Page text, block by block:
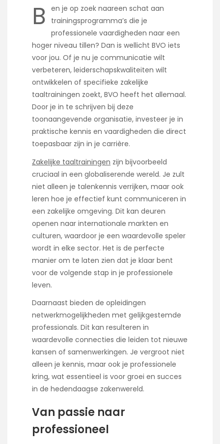
B en je op zoek naareen schat aan
trainingsprogramma’s die je
professionele vaardigheden naar een
hoger niveau tillen? Dan is wellicht BVO iets
voor jou. Of je nu je communicatie wilt
verbeteren, leiderschapskwaliteiten wilt
ontwikkelen of specifieke zakelijke
taaltrainingen zoekt, BVO heeft het allemaal.
Door je in te schrijven bij deze
toonaangevende organisatie, investeer je in
praktische kennis en vaardigheden die direct
toepasbaar zijn in je carrière.
Zakelijke taaltrainingen zijn bijvoorbeeld
cruciaal in een globaliserende wereld. Je zult
niet alleen je talenkennis verrijken, maar ook
leren hoe je effectief kunt communiceren in
een zakelijke omgeving. Dit kan deuren
openen naar internationale markten en
culturen, waardoor je een waardevolle speler
wordt in elke sector. Het is de perfecte
manier om te laten zien dat je klaar bent
voor de volgende stap in je professionele
leven.
Daarnaast bieden de opleidingen
netwerkmogelijkheden met gelijkgestemde
professionals. Dit kan resulteren in
waardevolle connecties die leiden tot nieuwe
kansen of samenwerkingen. Je vergroot niet
alleen je kennis, maar ook je professionele
kring, wat essentieel is voor groei en succes
in de hedendaagse zakenwereld.
Van passie naar
professioneel